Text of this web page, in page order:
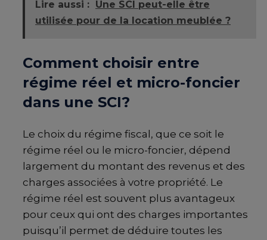
Lire aussi : Une SCI peut-elle être
utilisée pour de la location meublée ?
Comment choisir entre
régime réel et micro-foncier
dans une SCI?
Le choix du régime fiscal, que ce soit le
régime réel ou le micro-foncier, dépend
largement du montant des revenus et des
charges associées à votre propriété. Le
régime réel est souvent plus avantageux
pour ceux qui ont des charges importantes
puisqu’il permet de déduire toutes les